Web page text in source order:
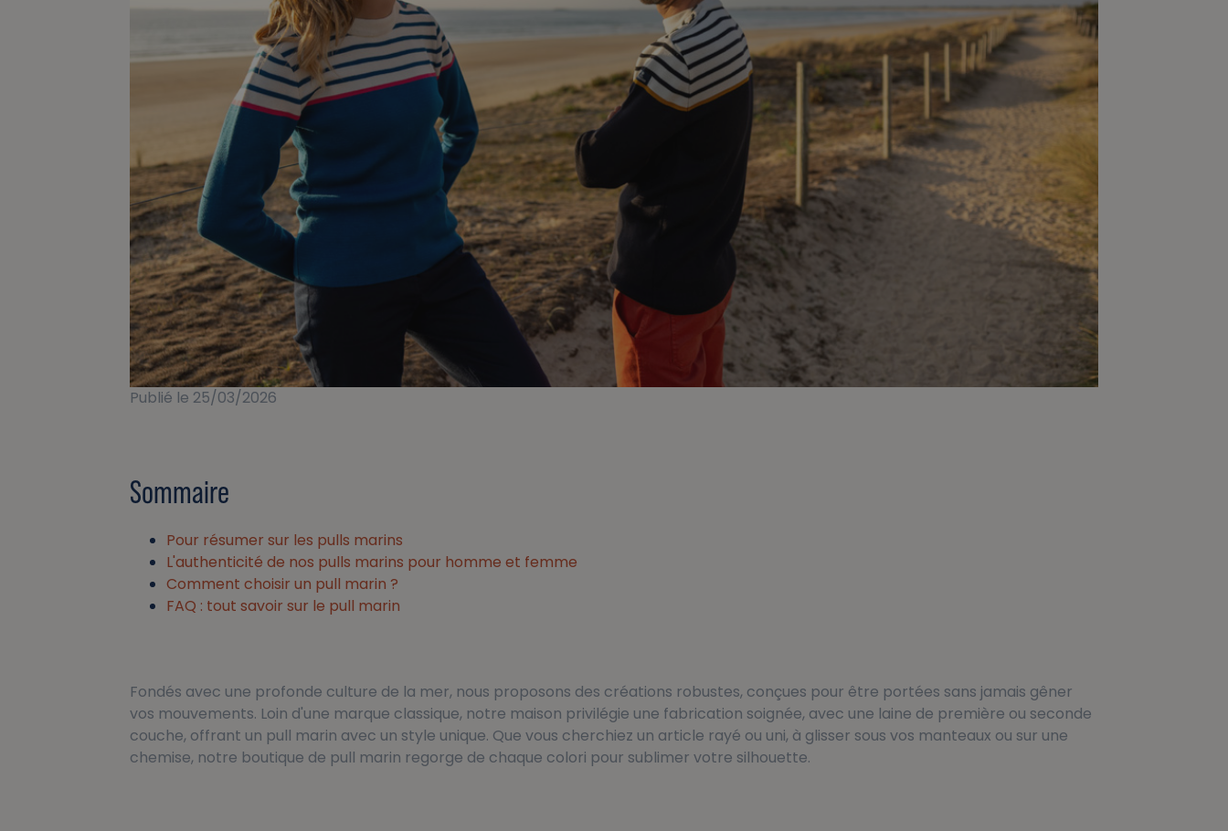
Publié le 25/03/2026
Sommaire
Pour résumer sur les pulls marins
L'authenticité de nos pulls marins pour homme et femme
Comment choisir un pull marin ?
FAQ : tout savoir sur le pull marin
Fondés avec une profonde culture de la mer, nous proposons des créations robustes, conçues pour être portées sans jamais gêner
vos mouvements. Loin d'une marque classique, notre maison privilégie une fabrication soignée, avec une laine de première ou seconde
couche, offrant un pull marin avec un style unique. Que vous cherchiez un article rayé ou uni, à glisser sous vos manteaux ou sur une
chemise, notre boutique de pull marin regorge de chaque colori pour sublimer votre silhouette.